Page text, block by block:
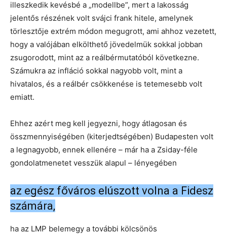
illeszkedik kevésbé a „modellbe”, mert a lakosság
jelentős részének volt svájci frank hitele, amelynek
törlesztője extrém módon megugrott, ami ahhoz vezetett,
hogy a valójában elkölthető jövedelmük sokkal jobban
zsugorodott, mint az a reálbérmutatóból következne.
Számukra az infláció sokkal nagyobb volt, mint a
hivatalos, és a reálbér csökkenése is tetemesebb volt
emiatt.
Ehhez azért meg kell jegyezni, hogy átlagosan és
összmennyiségében (kiterjedtségében) Budapesten volt
a legnagyobb, ennek ellenére – már ha a Zsiday-féle
gondolatmenetet vesszük alapul – lényegében
az egész főváros elúszott volna a Fidesz
számára,
ha az LMP belemegy a további kölcsönös